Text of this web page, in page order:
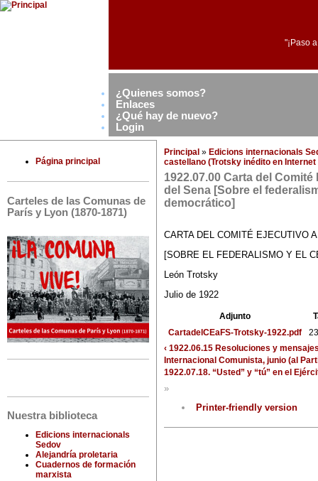
"¡Paso
¿Quienes somos?
Enlaces
¿Qué hay de nuevo?
Login
Página principal
Carteles de las Comunas de
París y Lyon (1870-1871)
Nuestra biblioteca
Edicions internacionals
Sedov
Alejandría proletaria
Cuadernos de formación
marxista
Principal » Edicions internacionals
castellano (Trotsky inédito en
1922.07.00 Carta del
del Sena [Sobre el
democrático]
CARTA DEL COMITÉ EJECUTIVO
[SOBRE EL FEDERALISMO Y EL
León Trotsky
Julio de 1922
Adjunto
CartadelCEaFS-Trotsky-1922.pdf
‹ 1922.06.15 Resoluciones y
Internacional Comunista, junio (al
1922.07.18. “Usted” y “tú” en el
»
Printer-friendly version